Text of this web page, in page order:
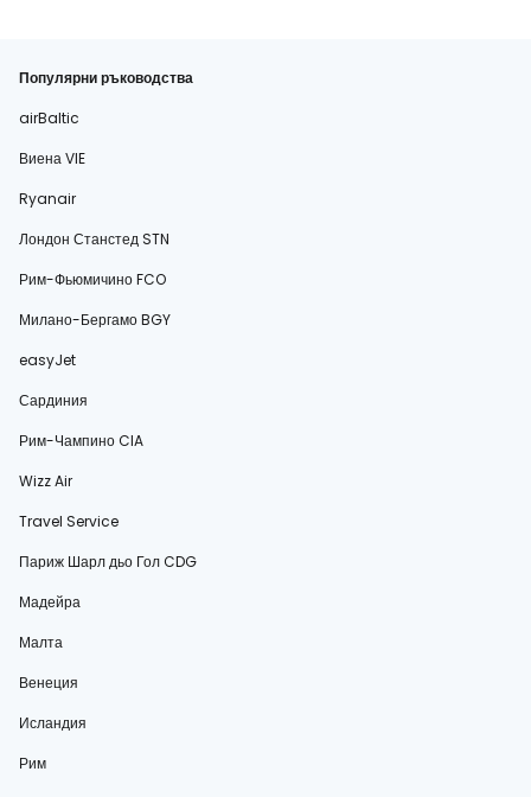
Популярни ръководства
airBaltic
Виена VIE
Ryanair
Лондон Станстед STN
Рим-Фьюмичино FCO
Милано-Бергамо BGY
easyJet
Сардиния
Рим-Чампино CIA
Wizz Air
Travel Service
Париж Шарл дьо Гол CDG
Мадейра
Малта
Венеция
Исландия
Рим